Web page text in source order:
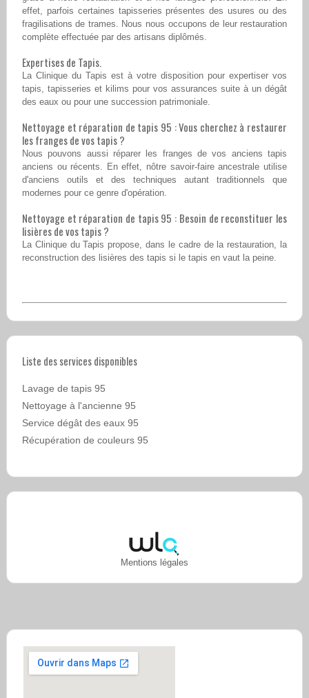
effet, parfois certaines tapisseries présentes des usures ou des
fragilisations de trames. Nous nous occupons de leur restauration
complète effectuée par des artisans diplômés.
Expertises de Tapis.
La Clinique du Tapis est à votre disposition pour expertiser vos
tapis, tapisseries et kilims pour vos assurances suite à un dégât
des eaux ou pour une succession patrimoniale.
Nettoyage et réparation de tapis 95 : Vous cherchez à restaurer
les franges de vos tapis ?
Nous pouvons aussi réparer les franges de vos anciens tapis
anciens ou récents. En effet, nôtre savoir-faire ancestrale utilise
d'anciens outils et des techniques autant traditionnels que
modernes pour ce genre d'opération.
Nettoyage et réparation de tapis 95 : Besoin de reconstituer les
lisières de vos tapis ?
La Clinique du Tapis propose, dans le cadre de la restauration, la
reconstruction des lisières des tapis si le tapis en vaut la peine.
Liste des services disponibles
Lavage de tapis 95
Nettoyage à l'ancienne 95
Service dégât des eaux 95
Récupération de couleurs 95
Mentions légales